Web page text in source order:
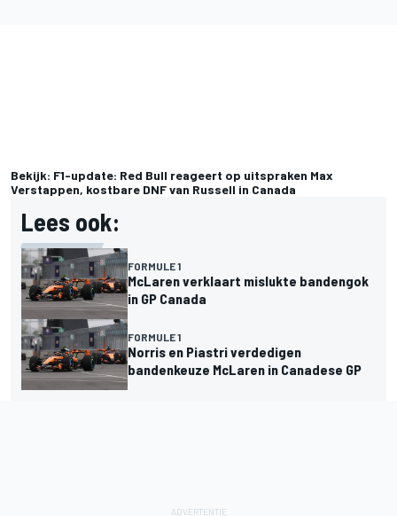
Bekijk: F1-update: Red Bull reageert op uitspraken Max
Verstappen, kostbare DNF van Russell in Canada
Lees ook:
FORMULE 1
McLaren verklaart mislukte bandengok
in GP Canada
FORMULE 1
Norris en Piastri verdedigen
bandenkeuze McLaren in Canadese GP